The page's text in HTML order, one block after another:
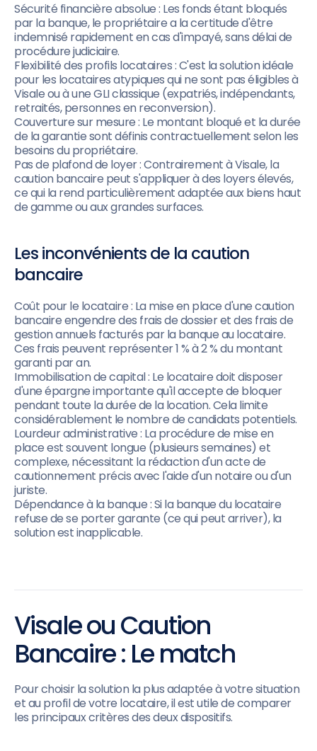
Sécurité financière absolue : Les fonds étant bloqués
par la banque, le propriétaire a la certitude d'être
indemnisé rapidement en cas d'impayé, sans délai de
procédure judiciaire.
Flexibilité des profils locataires : C'est la solution idéale
pour les locataires atypiques qui ne sont pas éligibles à
Visale ou à une GLI classique (expatriés, indépendants,
retraités, personnes en reconversion).
Couverture sur mesure : Le montant bloqué et la durée
de la garantie sont définis contractuellement selon les
besoins du propriétaire.
Pas de plafond de loyer : Contrairement à Visale, la
caution bancaire peut s'appliquer à des loyers élevés,
ce qui la rend particulièrement adaptée aux biens haut
de gamme ou aux grandes surfaces.
Les inconvénients de la caution
bancaire
Coût pour le locataire : La mise en place d'une caution
bancaire engendre des frais de dossier et des frais de
gestion annuels facturés par la banque au locataire.
Ces frais peuvent représenter 1 % à 2 % du montant
garanti par an.
Immobilisation de capital : Le locataire doit disposer
d'une épargne importante qu'il accepte de bloquer
pendant toute la durée de la location. Cela limite
considérablement le nombre de candidats potentiels.
Lourdeur administrative : La procédure de mise en
place est souvent longue (plusieurs semaines) et
complexe, nécessitant la rédaction d'un acte de
cautionnement précis avec l'aide d'un notaire ou d'un
juriste.
Dépendance à la banque : Si la banque du locataire
refuse de se porter garante (ce qui peut arriver), la
solution est inapplicable.
Visale ou Caution
Bancaire : Le match
Pour choisir la solution la plus adaptée à votre situation
et au profil de votre locataire, il est utile de comparer
les principaux critères des deux dispositifs.